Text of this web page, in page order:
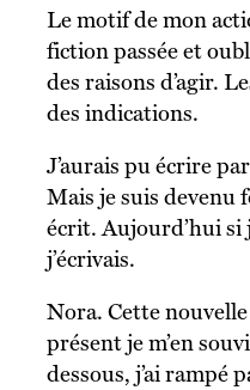
Le motif de mon action est une fiction. Une
fiction passée et
des raisons d’agir.
des indications.
J’aurais pu écrire parce que je suis fossoyeur.
Mais je suis devenu
écrit. Aujourd’hui si
j’écrivais.
Nora. Cette nouvelle que j’ai écrite autrefois – à
présent je m’en
dessous, j’ai rampé